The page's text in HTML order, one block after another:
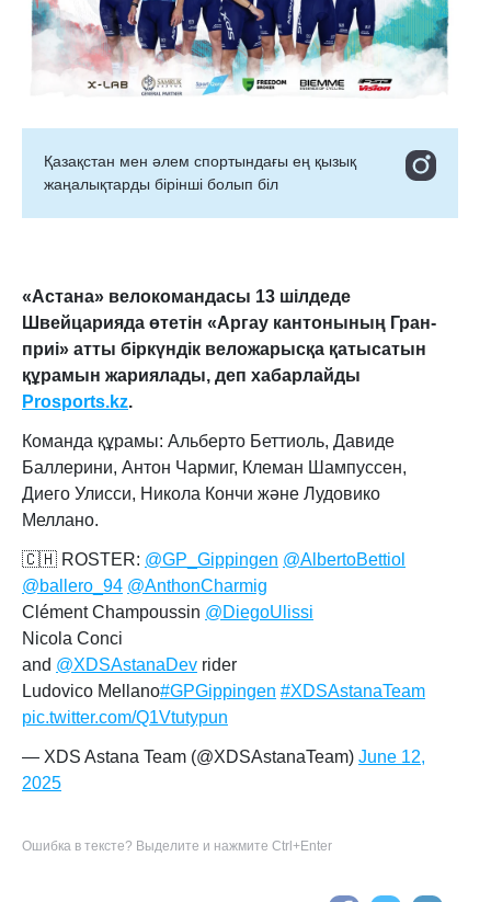
Қазақстан мен әлем спортындағы ең қызық
жаңалықтарды бірінші болып біл
«Астана» велокомандасы 13 шілдеде
Швейцарияда өтетін «Аргау кантонының Гран-
приі» атты біркүндік веложарысқа қатысатын
құрамын жариялады, деп хабарлайды
Prosports.kz.
Команда құрамы: Альберто Беттиоль, Давиде
Баллерини, Антон Чармиг, Клеман Шампуссен,
Диего Улисси, Никола Кончи және Лудовико
Меллано.
🇨🇭 ROSTER: @GP_Gippingen @AlbertoBettiol
@ballero_94 @AnthonCharmig
Clément Champoussin @DiegoUlissi
Nicola Conci
and @XDSAstanaDev rider
Ludovico Mellano#GPGippingen #XDSAstanaTeam
pic.twitter.com/Q1Vtutypun
— XDS Astana Team (@XDSAstanaTeam) June 12,
2025
Ошибка в тексте? Выделите и нажмите Ctrl+Enter